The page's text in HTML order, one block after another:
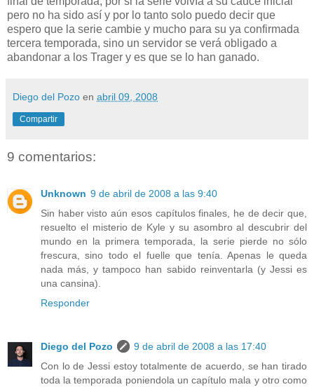
pero no ha sido así y por lo tanto solo puedo decir que
espero que la serie cambie y mucho para su ya confirmada
tercera temporada, sino un servidor se verá obligado a
abandonar a los Trager y es que se lo han ganado.
Diego del Pozo en abril 09, 2008
Compartir
9 comentarios:
Unknown 9 de abril de 2008 a las 9:40
Sin haber visto aún esos capítulos finales, he de decir que,
resuelto el misterio de Kyle y su asombro al descubrir del
mundo en la primera temporada, la serie pierde no sólo
frescura, sino todo el fuelle que tenía. Apenas le queda
nada más, y tampoco han sabido reinventarla (y Jessi es
una cansina).
Responder
Diego del Pozo
9 de abril de 2008 a las 17:40
Con lo de Jessi estoy totalmente de acuerdo, se han tirado
toda la temporada poniendola un capítulo mala y otro como